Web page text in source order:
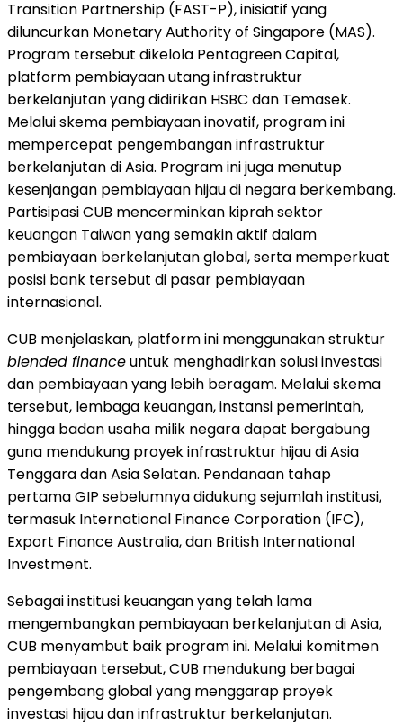
Transition Partnership (FAST-P), inisiatif yang
diluncurkan Monetary Authority of Singapore (MAS).
Program tersebut dikelola Pentagreen Capital,
platform pembiayaan utang infrastruktur
berkelanjutan yang didirikan HSBC dan Temasek.
Melalui skema pembiayaan inovatif, program ini
mempercepat pengembangan infrastruktur
berkelanjutan di Asia. Program ini juga menutup
kesenjangan pembiayaan hijau di negara berkembang.
Partisipasi CUB mencerminkan kiprah sektor
keuangan Taiwan yang semakin aktif dalam
pembiayaan berkelanjutan global, serta memperkuat
posisi bank tersebut di pasar pembiayaan
internasional.
CUB menjelaskan, platform ini menggunakan struktur
blended financeuntuk menghadirkan solusi investasi
dan pembiayaan yang lebih beragam. Melalui skema
tersebut, lembaga keuangan, instansi pemerintah,
hingga badan usaha milik negara dapat bergabung
guna mendukung proyek infrastruktur hijau di Asia
Tenggara dan Asia Selatan. Pendanaan tahap
pertama GIP sebelumnya didukung sejumlah institusi,
termasuk International Finance Corporation (IFC),
Export Finance Australia, dan British International
Investment.
Sebagai institusi keuangan yang telah lama
mengembangkan pembiayaan berkelanjutan di Asia,
CUB menyambut baik program ini. Melalui komitmen
pembiayaan tersebut, CUB mendukung berbagai
pengembang global yang menggarap proyek
investasi hijau dan infrastruktur berkelanjutan.